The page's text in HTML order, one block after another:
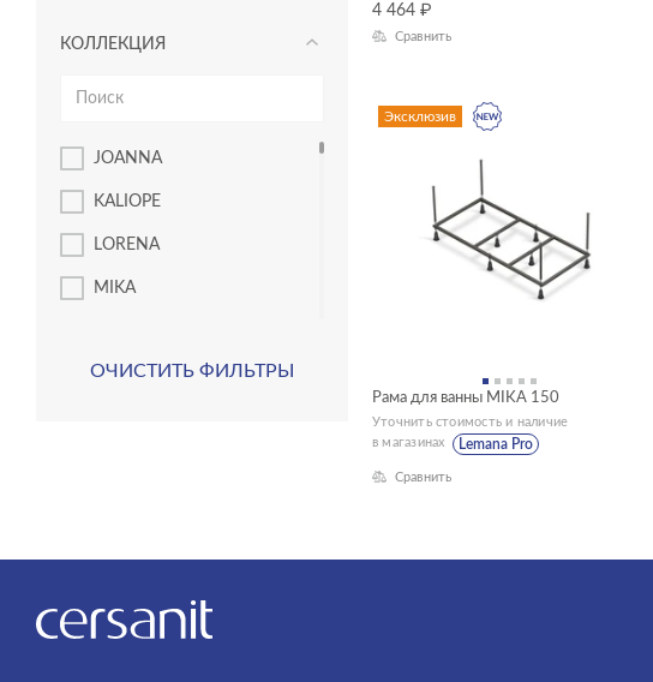
КОЛЛЕКЦИЯ
JOANNA
KALIOPE
LORENA
MIKA
UNIVERSAL
BRASKO BLACK
ОЧИСТИТЬ ФИЛЬТРЫ
4 464 ₽
Сравнить
Эксклюзив
Рама для ванны MIKA 150
Уточнить стоимость и наличие
в магазинах
Lemana Pro
Сравнить